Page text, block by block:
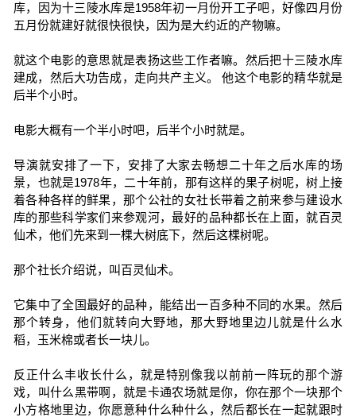
库，因为十三陵水库是1958年初一月份开工子吧，好像四月份
五月份就建好就很快很快，因为是大约近的产物嘛。
就这个电影的意思就是表扬这些工作者嘛。然后把十三陵水库
建成，然后大功告成，走向共产主义。 他这个电影的精华就是
后半个小时。
电影大概有一个半小时吧，后半个小时就是。
导演就安排了一下，安排了大家去畅想二十年之后水库的场
景，也就是1978年，二十年前，那有这样的果子树呢，树上接
着各种各样的鲜果，那个公社的女社长带着之前来参与建设水
库的那些科学家们来参观河，最好的品种都长在上面，就百灵
仙术，他们先来到一棵大树底下，然后这棵树呢。
那个社长介绍说，叫百灵仙术。
它集中了全国最好的品种，能结出一百多种不同的水果。然后
那个转身，他们就转向大野地，那大野地里边儿就是什么水
稻，玉米棉或者长一块儿。
反正什么丰收长什么，就是特别像我以前前一阵玩的那个游
戏，叫什么黑带啊，就是卡通农场就是你，你在那个一块那个
小方格地里边，你愿意种什么种什么，然后都长在一起就跟时